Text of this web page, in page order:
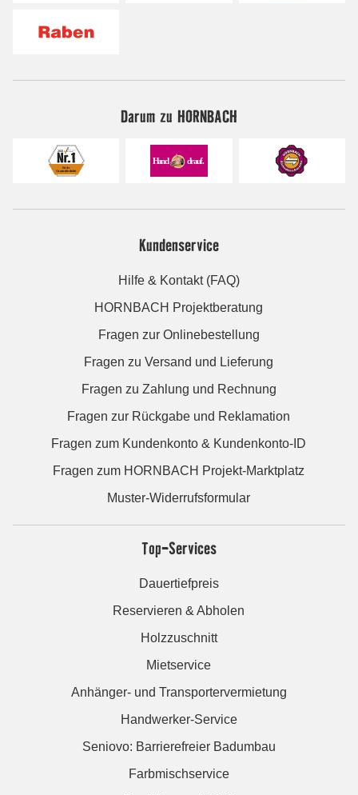
Darum zu HORNBACH
Kundenservice
Hilfe & Kontakt (FAQ)
HORNBACH Projektberatung
Fragen zur Onlinebestellung
Fragen zu Versand und Lieferung
Fragen zu Zahlung und Rechnung
Fragen zur Rückgabe und Reklamation
Fragen zum Kundenkonto & Kundenkonto-ID
Fragen zum HORNBACH Projekt-Marktplatz
Muster-Widerrufsformular
Top-Services
Dauertiefpreis
Reservieren & Abholen
Holzzuschnitt
Mietservice
Anhänger- und Transportervermietung
Handwerker-Service
Seniovo: Barrierefreier Badumbau
Farbmischservice